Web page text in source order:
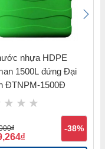
nhựa HDPE
1500L đứng Đại
ĐTNPM-1500Đ
đ
đ
-38%